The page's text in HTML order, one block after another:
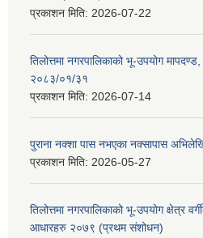
प्रकाशन मिति: 2026-07-22
तिलोत्तमा नगरपालिकाको भू-उपयोग
२०८३/०१/३१
प्रकाशन मिति: 2026-07-14
पुराना नक्शा पास नभएका नक्सापास
प्रकाशन मिति: 2026-05-27
तिलोत्तमा नगरपालिकाको भू-उपयोग क्षेत्र
आधारहरु २०७९ (प्रथम संशोधन)